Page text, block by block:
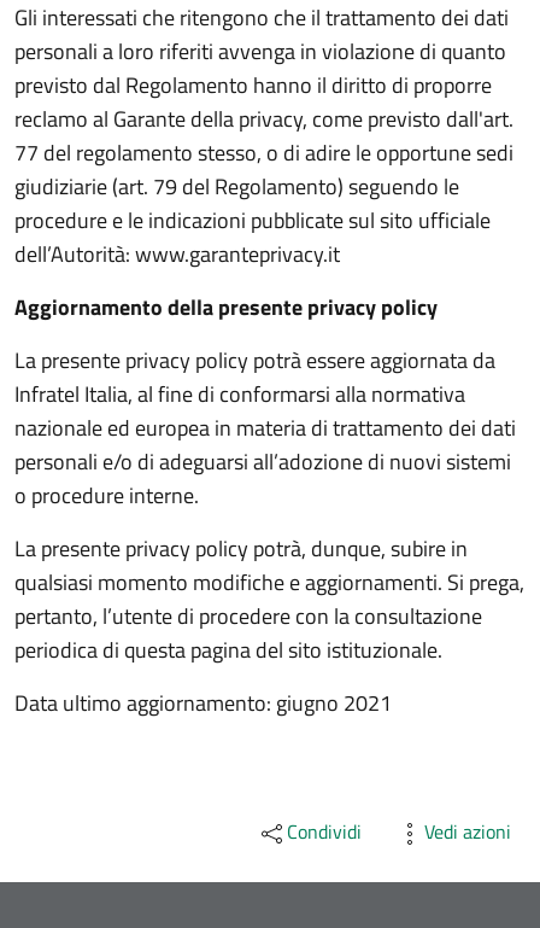
Gli interessati che ritengono che il trattamento dei dati
personali a loro riferiti avvenga in violazione di quanto
previsto dal Regolamento hanno il diritto di proporre
reclamo al Garante della privacy, come previsto dall'art.
77 del regolamento stesso, o di adire le opportune sedi
giudiziarie (art. 79 del Regolamento) seguendo le
procedure e le indicazioni pubblicate sul sito ufficiale
dell’Autorità: www.garanteprivacy.it
Aggiornamento della presente privacy policy
La presente privacy policy potrà essere aggiornata da
Infratel Italia, al fine di conformarsi alla normativa
nazionale ed europea in materia di trattamento dei dati
personali e/o di adeguarsi all’adozione di nuovi sistemi
o procedure interne.
La presente privacy policy potrà, dunque, subire in
qualsiasi momento modifiche e aggiornamenti. Si prega,
pertanto, l’utente di procedere con la consultazione
periodica di questa pagina del sito istituzionale.
Data ultimo aggiornamento: giugno 2021
Condividi Vedi azioni